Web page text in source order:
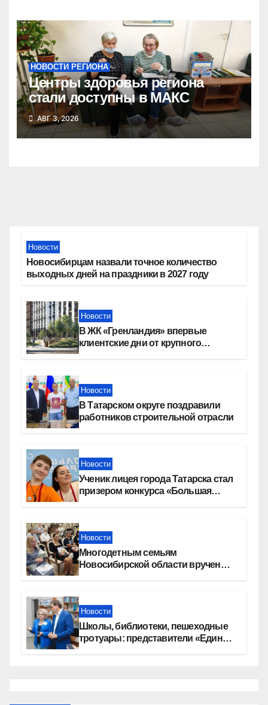
НОВОСТИ РЕГИОНА
Центры здоровья региона
стали доступны в МАКС
АВГ 3, 2026
Новости
Новосибирцам назвали точное количество
выходных дней на праздники в 2027 году
Новости
В ЖК «Гренландия» впервые
клиентские дни от крупного
Новости
В Татарском округе поздравили
работников строительной отрасли
Новости
Ученик лицея города Татарска стал
призером конкурса «Большая
Новости
Многодетным семьям
Новосибирской области вручены
Новости
Школы, библиотеки, пешеходные
тротуары: представители «Единой